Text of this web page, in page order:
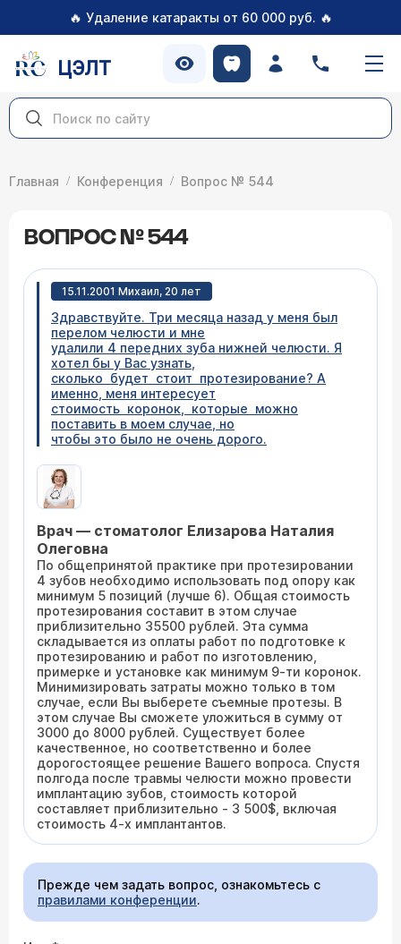
🔥 Удаление катаракты от 60 000 руб. 🔥
ЦЭЛТ
Главная Конференция Вопрос № 544
ВОПРОС № 544
15.11.2001 Михаил, 20 лет
Здравствуйте. Три месяца назад у меня был
перелом челюсти и мне
удалили 4 передних зуба нижней челюсти. Я
хотел бы у Вас узнать,
сколько будет стоит протезирование? А
именно, меня интересует
стоимость коронок, которые можно
поставить в моем случае, но
чтобы это было не очень дорого.
Врач — стоматолог Елизарова Наталия
Олеговна
По общепринятой практике при протезировании
4 зубов необходимо использовать под опору как
минимум 5 позиций (лучше 6). Общая стоимость
протезирования составит в этом случае
приблизительно 35500 рублей. Эта сумма
складывается из оплаты работ по подготовке к
протезированию и работ по изготовлению,
примерке и установке как минимум 9-ти коронок.
Минимизировать затраты можно только в том
случае, если Вы выберете съемные протезы. В
этом случае Вы сможете уложиться в сумму от
3000 до 8000 рублей. Существует более
качественное, но соответственно и более
дорогостоящее решение Вашего вопроса. Спустя
полгода после травмы челюсти можно провести
имплантацию зубов, стоимость которой
составляет приблизительно - 3 500$, включая
стоимость 4-х имплантантов.
Прежде чем задать вопрос, ознакомьтесь с
правилами конференции.